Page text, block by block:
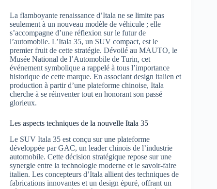
La flamboyante renaissance d’Itala ne se limite pas
seulement à un nouveau modèle de véhicule ; elle
s’accompagne d’une réflexion sur le futur de
l’automobile. L’Itala 35, un SUV compact, est le
premier fruit de cette stratégie. Dévoilé au MAUTO, le
Musée National de l’Automobile de Turin, cet
événement symbolique a rappelé à tous l’importance
historique de cette marque. En associant design italien et
production à partir d’une plateforme chinoise, Itala
cherche à se réinventer tout en honorant son passé
glorieux.
Les aspects techniques de la nouvelle Itala 35
Le SUV Itala 35 est conçu sur une plateforme
développée par GAC, un leader chinois de l’industrie
automobile. Cette décision stratégique repose sur une
synergie entre la technologie moderne et le savoir-faire
italien. Les concepteurs d’Itala allient des techniques de
fabrications innovantes et un design épuré, offrant un